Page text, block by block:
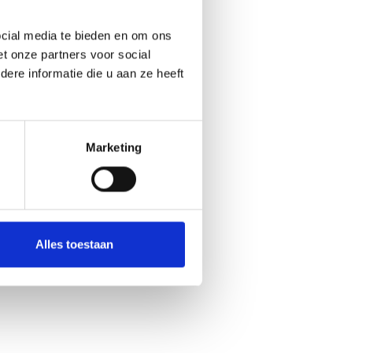
media te bieden en om ons
onze partners voor social
informatie die u aan ze heeft
Marketing
Alles toestaan